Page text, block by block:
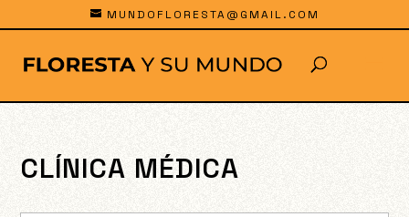
MUNDOFLORESTA@GMAIL.COM
CLÍNICA MÉDICA